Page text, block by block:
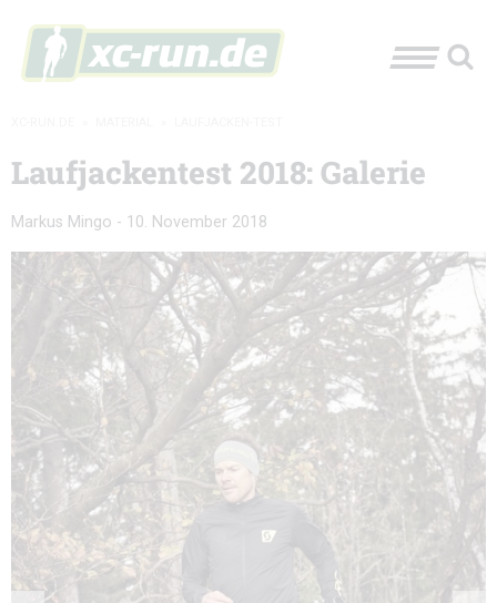
Laufjackentest 2018: Galerie
Markus Mingo - 10. November 2018